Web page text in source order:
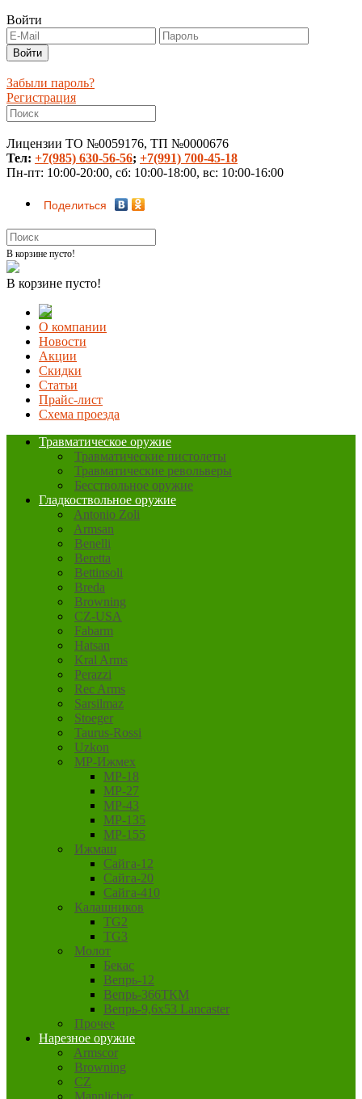
Войти
Забыли пароль?
Регистрация
Лицензии ТО №0059176, ТП №0000676
Тел: +7(985) 630-56-56; +7(991) 700-45-18
Пн-пт: 10:00-20:00, сб: 10:00-18:00, вс: 10:00-16:00
Поделиться
В корзине пусто!
В корзине пусто!
О компании
Новости
Акции
Скидки
Статьи
Прайс-лист
Схема проезда
Травматическое оружие
Травматические пистолеты
Травматические револьверы
Бесствольное оружие
Гладкоствольное оружие
Antonio Zoli
Armsan
Benelli
Beretta
Bettinsoli
Breda
Browning
CZ-USA
Fabarm
Hatsan
Kral Arms
Perazzi
Rec Arms
Sarsilmaz
Stoeger
Taurus-Rossi
Uzkon
MP-Ижмех
MP-18
MP-27
MP-43
MP-135
MP-155
Ижмаш
Сайга-12
Сайга-20
Сайга-410
Калашников
TG2
TG3
Молот
Бекас
Вепрь-12
Вепрь-366ТКМ
Вепрь-9,6х53 Lancaster
Прочее
Нарезное оружие
Armscor
Browning
CZ
Mannlicher